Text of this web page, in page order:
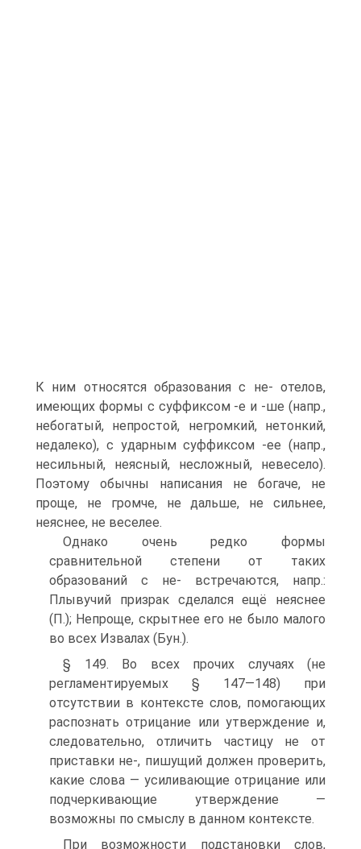
К ним относятся образования с не- отелов,
имеющих формы с суффиксом -е и -ше (напр.,
небогатый, непростой, негромкий, нетонкий,
недалеко), с ударным суффиксом -ее (напр.,
несильный, неясный, несложный, невесело).
Поэтому обычны написания не богаче, не
проще, не громче, не дальше, не сильнее,
неяснее, не веселее.
Однако очень редко формы
сравнительной степени от таких
образований с не- встречаются, напр.:
Плывучий призрак сделался ещё неяснее
(П.); Непроще, скрытнее его не было малого
во всех Извалах (Бун.).
§ 149. Во всех прочих случаях (не
регламентируемых § 147—148) при
отсутствии в контексте слов, помогающих
распознать отрицание или утверждение и,
следовательно, отличить частицу не от
приставки не-, пишущий должен проверить,
какие слова — усиливающие отрицание или
подчеркивающие утверждение —
возможны по смыслу в данном контексте.
При возможности подстановки слов,